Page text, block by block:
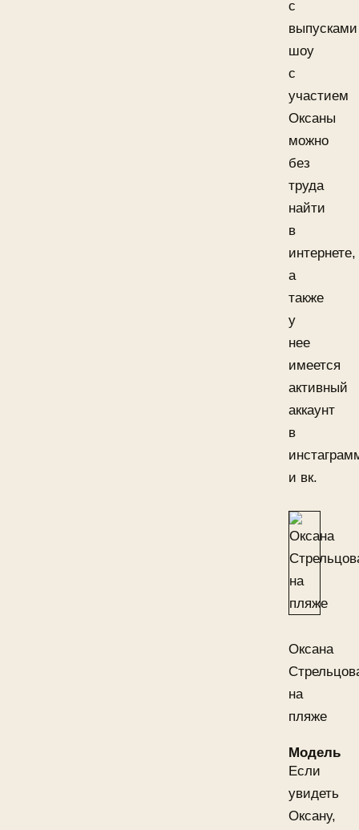
с
выпусками
шоу
с
участием
Оксаны
можно
без
труда
найти
в
интернете,
а
также
у
нее
имеется
активный
аккаунт
в
и вк.
Оксана
на
пляже
Модель
Если
увидеть
Оксану,